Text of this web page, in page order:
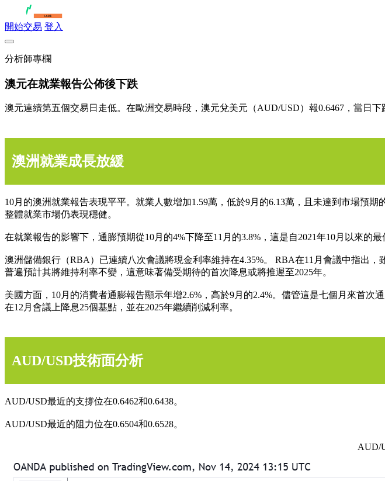
開始交易 登入
分析師專欄
澳元在就業報告公佈後下跌
澳元連續第五個交易日走低。在歐洲交易時段，澳元兌美元（AUD/USD）報0.6467，當日下
澳洲就業成長放緩
10月的澳洲就業報告表現平平。就業人數增加1.59萬，低於9月的6.13萬，且未達到市場預
整體就業市場仍表現穩健。
在就業報告的影響下，通膨預期從10月的4%下降至11月的3.8%，這是自2021年10月以來的
澳洲儲備銀行（RBA）已連續八次會議將現金利率維持在4.35%。 RBA在11月會議中指出
普遍預計其將維持利率不變，這意味著備受期待的首次降息或將推遲至2025年。
美國方面，10月的消費者通膨報告顯示年增2.6%，高於9月的2.4%。儘管這是七個月來首
在12月會議上降息25個基點，並在2025年繼續削減利率。
AUD/USD技術面分析
AUD/USD最近的支撐位在0.6462和0.6438。
AUD/USD最近的阻力位在0.6504和0.6528。
AUD/